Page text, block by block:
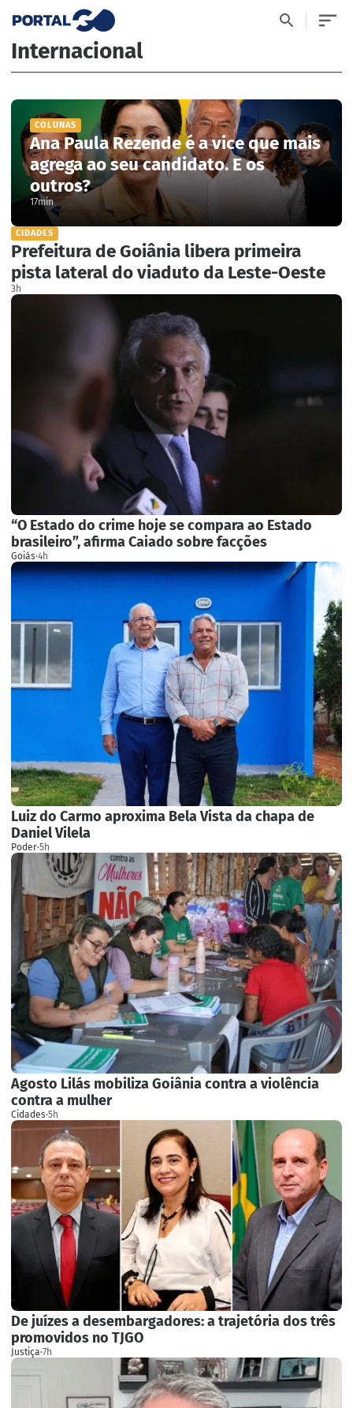
Internacional
COLUNAS
Ana Paula Rezende é a vice que mais
agrega ao seu candidato. E os
outros?
17min
CIDADES
Prefeitura de Goiânia libera primeira
pista lateral do viaduto da Leste-Oeste
3h
“O Estado do crime hoje se compara ao Estado
brasileiro”, afirma Caiado sobre facções
Goiás·4h
Luiz do Carmo aproxima Bela Vista da chapa de
Daniel Vilela
Poder·5h
Agosto Lilás mobiliza Goiânia contra a violência
contra a mulher
Cidades·5h
De juízes a desembargadores: a trajetória dos três
promovidos no TJGO
Justiça·7h